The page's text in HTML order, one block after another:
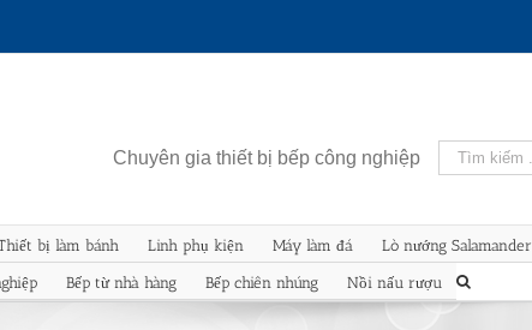
Kết
quả
kiếm
cho:
Chuyên gia thiết bị bếp công nghiệp
bị làm bánh Linh phụ kiện Máy làm đá Lò nướng Salamander
Bếp từ nhà hàng Bếp chiên nhúng Nồi nấu rượu